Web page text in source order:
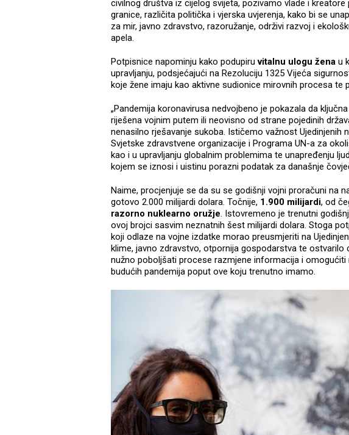
civilnog društva iz cijelog svijeta, pozivamo vlade i kreatore
granice, različita politička i vjerska uvjerenja, kako bi se
za mir, javno zdravstvo, razoružanje, održivi razvoj i
apela.
Potpisnice napominju kako podupiruvitalnu ulogu žena u
upravljanju, podsjećajući na Rezoluciju 1325 Vijeća
koje žene imaju kao aktivne sudionice mirovnih procesa te
„Pandemija koronavirusa nedvojbeno je pokazala da
riješena vojnim putem ili neovisno od strane pojedinih
nenasilno rješavanje sukoba. Ističemo važnost Ujedinjenih
Svjetske zdravstvene organizacije i Programa UN-a za
kao i u upravljanju globalnim problemima te unapređenju
kojem se iznosi i uistinu porazni podatak za današnje
Naime, procjenjuje se da su se godišnji vojni proračuni na
gotovo 2.000 milijardi dolara. Točnije, 1.900 milijardi, od
razorno nuklearno oružje. Istovremeno je trenutni
ovoj brojci sasvim neznatnih šest milijardi dolara. Stoga
koji odlaze na vojne izdatke morao preusmjeriti na
klime, javno zdravstvo, otpornija gospodarstva te ostvarilo
nužno poboljšati procese razmjene informacija i omogućiti
budućih pandemija poput ove koju trenutno imamo.